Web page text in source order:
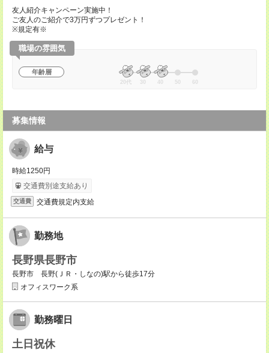
友人紹介キャンペーン実施中！
ご友人のご紹介で3万円ずつプレゼント！
※規定有※
職場の雰囲気
年齢層
20代 30 40 50 60
募集情報
給与
時給1250円
交通費別途支給あり
交通費 交通費規定内支給
勤務地
長野県長野市
長野市 長野(ＪＲ・しなの)駅から徒歩17分
オフィスワーク系
勤務曜日
土日祝休